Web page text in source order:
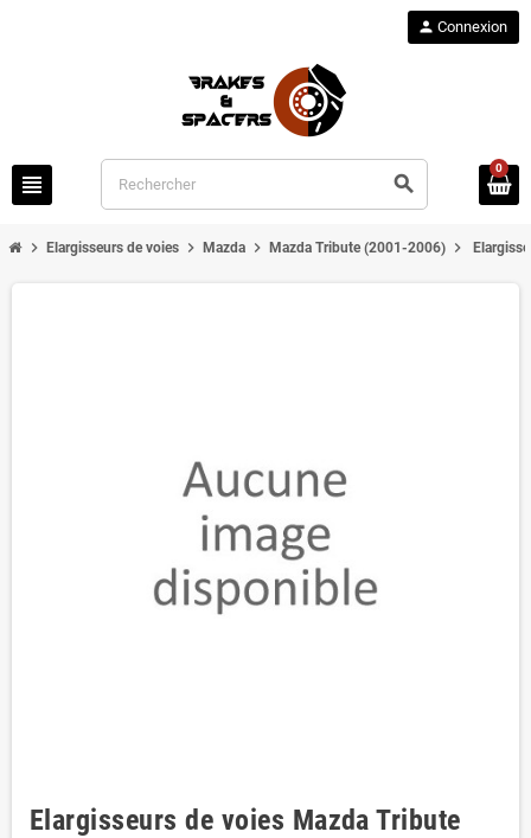
view_headline search
person Connexion
0
chevron_right Elargisseurs de voies chevron_right Mazda chevron_right Mazda Tribute (2001-2006) chevron_right
Elargisseurs de voies Mazda Tribute